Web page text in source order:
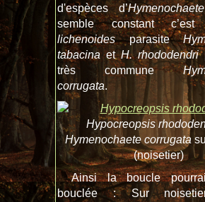
d'espèces d’Hymenochaete
semble constant
lichenoidesparasite
tabacinaetH. rhododendri
très commune
corrugata.
Hypocreopsis
Hymenochaete corrugata
(noisetier)
Ainsi la boucle
bouclée : Sur